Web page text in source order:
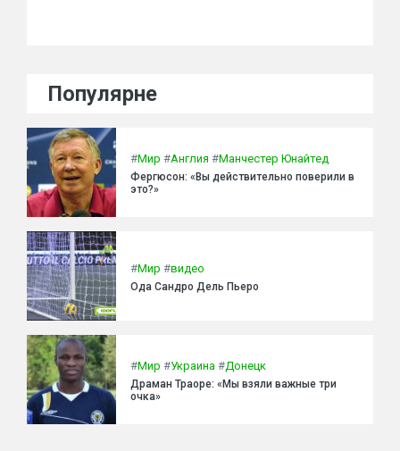
Популярне
#Мир #Англия #Манчестер Юнайтед
Фергюсон: «Вы действительно поверили в
это?»
#Мир #видео
Ода Сандро Дель Пьеро
#Мир #Украина #Донецк
Драман Траоре: «Мы взяли важные три
очка»